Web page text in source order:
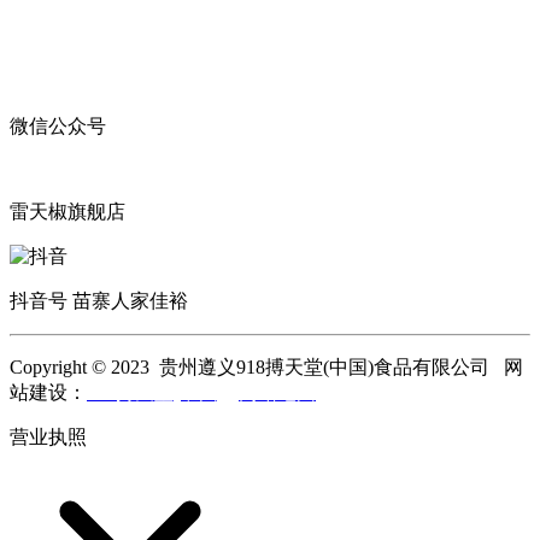
微信公众号
雷天椒旗舰店
抖音号 苗寨人家佳裕
Copyright © 2023 贵州遵义918搏天堂(中国)食品有限公司 网
站建设：
营业执照